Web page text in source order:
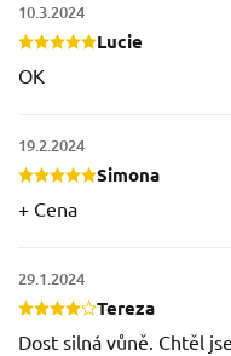
Lucie
10.3.2024
OK
Simona
19.2.2024
+ Cena
Tereza
29.1.2024
Dost silná vůně. Chtěl